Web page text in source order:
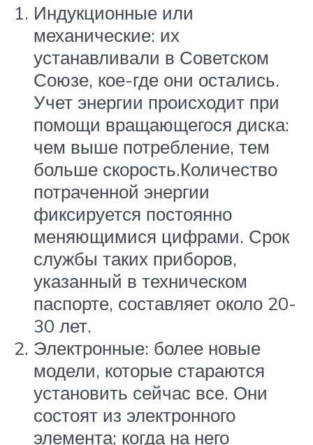
Индукционные или
механические: их
устанавливали в Советском
Союзе, кое-где они остались.
Учет энергии происходит при
помощи вращающегося диска:
чем выше потребление, тем
больше скорость.Количество
потраченной энергии
фиксируется постоянно
меняющимися цифрами. Срок
службы таких приборов,
указанный в техническом
паспорте, составляет около 20-
30 лет.
Электронные: более новые
модели, которые стараются
установить сейчас все. Они
состоят из электронного
элемента: когда на него